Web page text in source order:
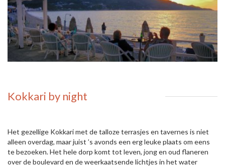
Kokkari by night
Het gezellige Kokkari met de talloze terrasjes en tavernes is niet
alleen overdag, maar juist ’s avonds een erg leuke plaats om eens
te bezoeken. Het hele dorp komt tot leven, jong en oud flaneren
over de boulevard en de weerkaatsende lichtjes in het water